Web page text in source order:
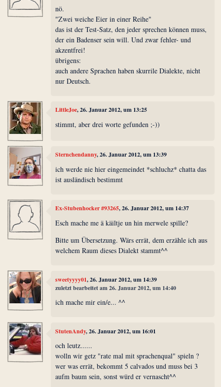
nö.
"Zwei weiche Eier in einer Reihe"
das ist der Test-Satz, den jeder sprechen können muss,
der ein Badenser sein will. Und zwar fehler- und
akzentfrei!
übrigens:
auch andere Sprachen haben skurrile Dialekte, nicht
nur Deutsch.
LittleJoe, 26. Januar 2012, um 13:25
stimmt, aber drei worte gefunden ;-))
Sternchendanny, 26. Januar 2012, um 13:39
ich werde nie hier eingemeindet *schluchz* chatta das
ist ausländisch bestimmt
Ex-Stubenhocker #93265, 26. Januar 2012, um 14:37
Esch mache me ä käiltje un hin merwele spille?
Bitte um Übersetzung. Wärs errät, dem erzähle ich aus
welchem Raum dieses Dialekt stammt^^
sweetyyyy01, 26. Januar 2012, um 14:39
zuletzt bearbeitet am 26. Januar 2012, um 14:40
ich mache mir ein/e... ^^
StutenAndy, 26. Januar 2012, um 16:01
och leutz......
wolln wir getz "rate mal mit sprachenqual" spieln ?
wer was errät, bekommt 5 calvados und muss bei 3
aufm baum sein, sonst würd er vernascht^^